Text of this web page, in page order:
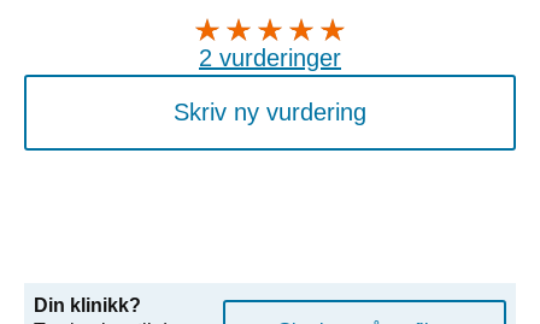
2 vurderinger
Skriv ny vurdering
Din klinikk?